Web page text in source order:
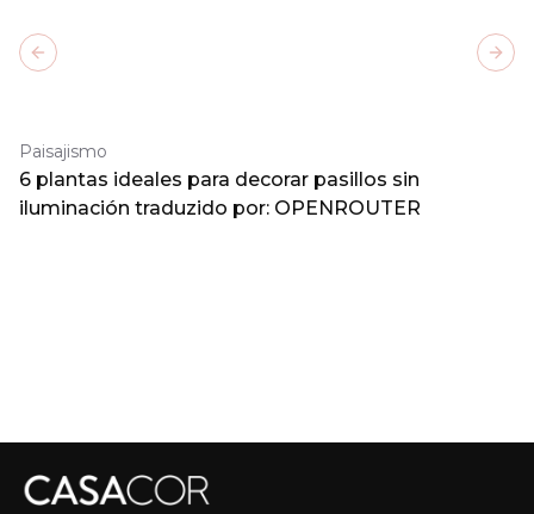
Paisajismo
6 plantas ideales para decorar pasillos sin
iluminación traduzido por: OPENROUTER
Previous slide